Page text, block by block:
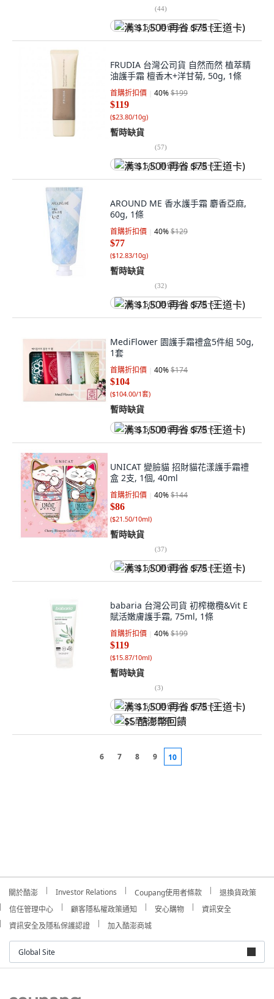
(44)
满 $1,500 再省 $75 (王道卡)
FRUDIA 台灣公司貨 自然而然 植萃精
油護手霜 檀香木+洋甘菊, 50g, 1條
首購折扣價 40%$199
$119
($23.80/10g)
暫時缺貨
(57)
满 $1,500 再省 $75 (王道卡)
AROUND ME 香水護手霜 麝香亞麻,
60g, 1條
首購折扣價 40%$129
$77
($12.83/10g)
暫時缺貨
(32)
满 $1,500 再省 $75 (王道卡)
MediFlower 園護手霜禮盒5件組 50g,
1套
首購折扣價 40%$174
$104
($104.00/1套)
暫時缺貨
满 $1,500 再省 $75 (王道卡)
UNICAT 變臉貓 招財貓花漾護手霜禮
盒 2支, 1個, 40ml
首購折扣價 40%$144
$86
($21.50/10ml)
暫時缺貨
(37)
满 $1,500 再省 $75 (王道卡)
babaria 台灣公司貨 初榨橄欖&Vit E
賦活嫩膚護手霜, 75ml, 1條
首購折扣價 40%$199
$119
($15.87/10ml)
暫時缺貨
(3)
满 $1,500 再省 $75 (王道卡)
$5 酷澎幣回饋
6 7 8 9 10
關於酷澎 Investor Relations Coupang使用者條款
退換貨政策
信任管理中心
顧客隱私權政策通知 安心購物
資訊安全
資訊安全及隱私保護認證
加入酷澎商城
Global Site